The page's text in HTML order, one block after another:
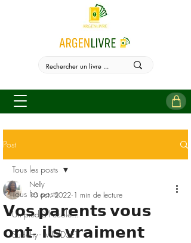
Post
Tous les posts
Un pied à l'école...
Sudehy - MINDSET
Tous les posts
𝗩𝗼𝘀 𝗽𝗮𝗿𝗲𝗻𝘁𝘀 𝘃𝗼𝘂𝘀
𝗼𝗻𝘁- 𝗶𝗹𝘀 𝘃𝗿𝗮𝗶𝗺𝗲𝗻𝘁
Nelly
10 oct. 2022 1 min de lecture